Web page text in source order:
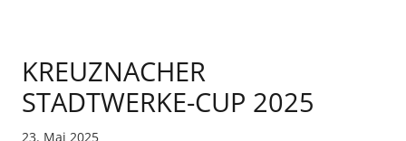
KREUZNACHER
STADTWERKE-CUP 2025
23. Mai 2025